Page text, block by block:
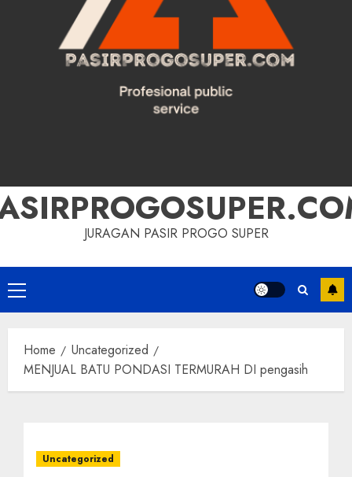
JURAGAN PASIR PROGO SUPER
Primary
Menu
Home
Uncategorized
MENJUAL BATU PONDASI TERMURAH DI pengasih
Uncategorized